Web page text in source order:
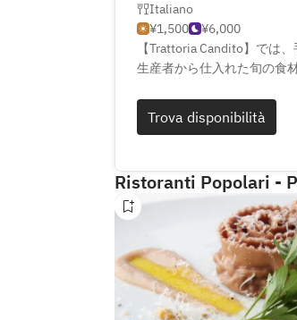
Italiano
¥1,500
¥6,000
【Trattoria Candito】では
生産者から仕入れた旬の食
しめます。店内は落ち着い
や記念日にも最適。アラカ
Trova disponibilità
Ristoranti Popolari -